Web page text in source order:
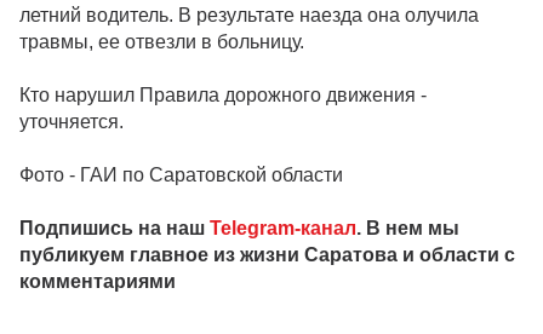
летний водитель. В результате наезда она олучила
травмы, ее отвезли в больницу.
Кто нарушил Правила дорожного движения -
уточняется.
Фото - ГАИ по Саратовской области
Подпишись на наш Telegram-канал. В нем мы
публикуем главное из жизни Саратова и области с
комментариями